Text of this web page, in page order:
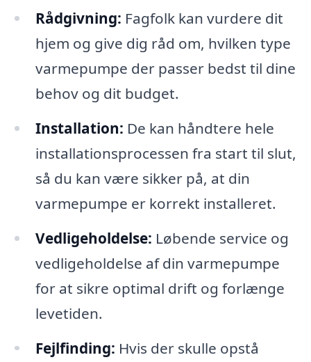
Rådgivning: Fagfolk kan vurdere dit
hjem og give dig råd om, hvilken type
varmepumpe der passer bedst til dine
behov og dit budget.
Installation: De kan håndtere hele
installationsprocessen fra start til slut,
så du kan være sikker på, at din
varmepumpe er korrekt installeret.
Vedligeholdelse: Løbende service og
vedligeholdelse af din varmepumpe
for at sikre optimal drift og forlænge
levetiden.
Fejlfinding: Hvis der skulle opstå